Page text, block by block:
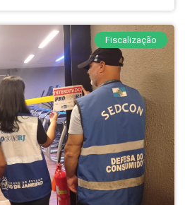
Fiscalização